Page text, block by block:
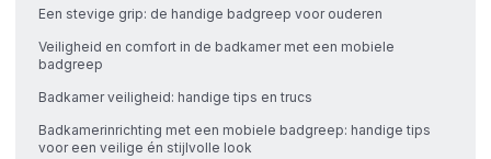
Een stevige grip: de handige badgreep voor ouderen
Veiligheid en comfort in de badkamer met een mobiele
badgreep
Badkamer veiligheid: handige tips en trucs
Badkamerinrichting met een mobiele badgreep: handige tips
voor een veilige én stijlvolle look